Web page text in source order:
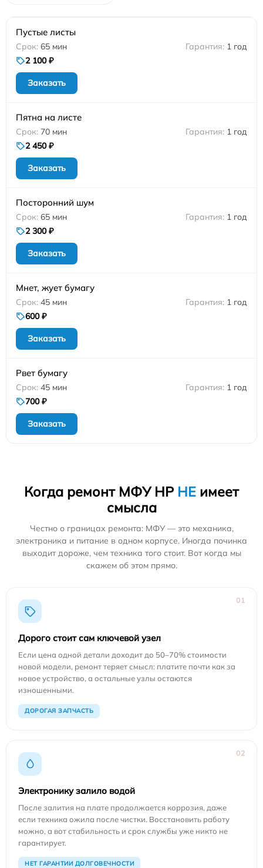
Пустые листы
65 мин
1 год
2 100 ₽
Заказать
Пятна на листе
70 мин
1 год
2 450 ₽
Заказать
Посторонний шум
65 мин
1 год
2 300 ₽
Заказать
Мнет, жует бумагу
45 мин
1 год
600 ₽
Заказать
Рвет бумагу
45 мин
1 год
700 ₽
Заказать
Когда ремонт МФУ HP НЕ имеет
смысла
Честно о границах ремонта: МФУ — это механика,
электроника и питание в одном корпусе. Иногда починка
выходит дороже, чем техника того стоит. Вот когда мы
скажем об этом прямо.
01
Дорого стоит сам ключевой узел
Если цена одной детали доходит до 50–70% стоимости
новой модели, ремонт теряет смысл: платите почти как за
новое устройство, а остальные узлы остаются
изношенными.
ДОРОГАЯ ЗАПЧАСТЬ
02
Электронику залило водой
После залития на плате продолжается коррозия, даже
если техника ожила после чистки. Восстановить работу
можно, а вот стабильность и срок службы уже никто не
гарантирует.
НЕТ ГАРАНТИИ ДОЛГОВЕЧНОСТИ